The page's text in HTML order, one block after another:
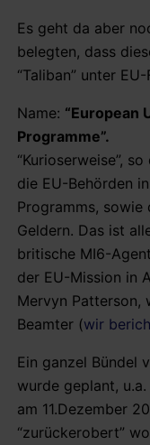
Es geht da aber
belegten, dass
“Taliban” unter
Name: “European
Programme”.
“Kurioserweise”,
die EU-Behörden
Programms, sowie
Geldern. Das ist
britische MI6-
der EU-Mission in
Mervyn Patterson,
Beamter (wir
Ein ganzel Bündel
wurde geplant,
am 11.Dezember
“zurückerobert”